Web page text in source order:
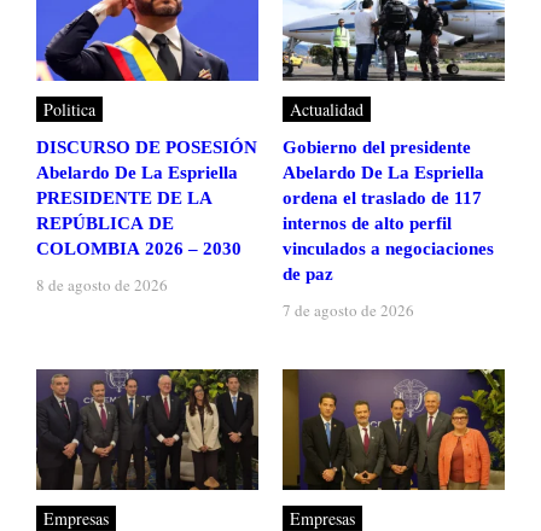
Politica
DISCURSO DE POSESIÓN
Abelardo De La Espriella
PRESIDENTE DE LA
REPÚBLICA DE
COLOMBIA 2026 – 2030
8 de agosto de 2026
Actualidad
Gobierno del presidente
Abelardo De La Espriella
ordena el traslado de 117
internos de alto perfil
vinculados a negociaciones
de paz
7 de agosto de 2026
Empresas Empresas